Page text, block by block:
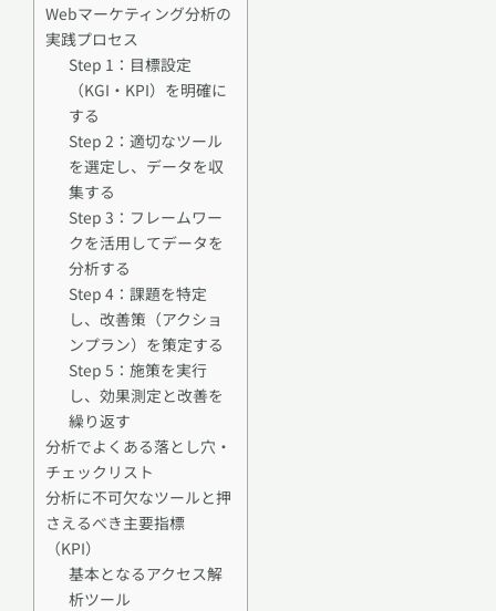
Webマーケティング分析の
実践プロセス
Step 1：目標設定
（KGI・KPI）を明確に
する
Step 2：適切なツール
を選定し、データを収
集する
Step 3：フレームワー
クを活用してデータを
分析する
Step 4：課題を特定
し、改善策（アクショ
ンプラン）を策定する
Step 5：施策を実行
し、効果測定と改善を
繰り返す
分析でよくある落とし穴・
チェックリスト
分析に不可欠なツールと押
さえるべき主要指標
（KPI）
基本となるアクセス解
析ツール